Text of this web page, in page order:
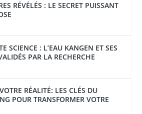
RÉVÉLÉS : LE SECRET PUISSANT
SCIENCE : L’EAU KANGEN ET SES
PAR LA RECHERCHE
RÉALITÉ: LES CLÉS DU
POUR TRANSFORMER VOTRE